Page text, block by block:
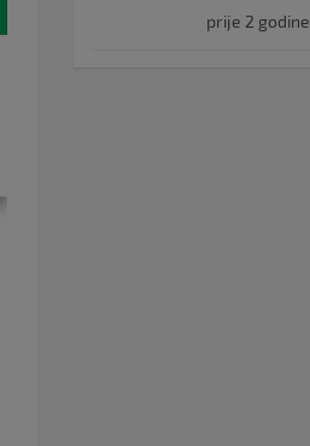
prije 2 godine